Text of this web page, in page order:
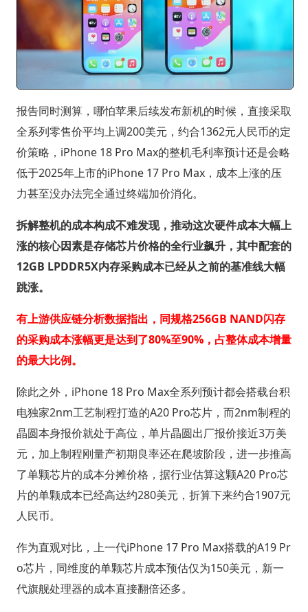
报告同时测算，哪怕苹果后续发布新机的时候，直接采取
全系列零售价平均上调200美元，约合1362元人民币的定
价策略，iPhone 18 Pro Max的整机毛利率预计还是会略
低于2025年上市的iPhone 17 Pro Max，成本上涨的压
力甚至没办法完全通过终端加价消化。
拆解整机的成本构成不难发现，推动这次硬件成本大幅上
涨的核心因素是存储芯片价格的全行业飙升，其中配套的
12GB LPDDR5X内存采购成本已经从之前的基准线大幅
跳涨。
有上游供应链分析数据指出，同规格256GB NAND闪存
的采购成本涨幅更是达到了80%至90%，占整体成本增量
的最大比例。
除此之外，iPhone 18 Pro Max全系列预计都会搭载台积
电独家2nm工艺制程打造的A20 Pro芯片，而2nm制程的
晶圆本身报价就处于高位，单片晶圆出厂报价接近3万美
元，加上制程刚量产初期良率还在爬坡阶段，进一步推高
了单颗芯片的成本分摊价格，据行业估算这颗A20 Pro芯
片的单颗成本已经高达约280美元，折算下来约合1907元
人民币。
作为直观对比，上一代iPhone 17 Pro Max搭载的A19 Pr
o芯片，同维度的单颗芯片成本预估仅为150美元，新一
代旗舰处理器的成本直接翻倍还多。